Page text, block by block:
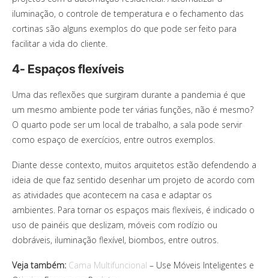
iluminação, o controle de temperatura e o fechamento das
cortinas são alguns exemplos do que pode ser feito para
facilitar a vida do cliente.
4- Espaços flexíveis
Uma das reflexões que surgiram durante a pandemia é que
um mesmo ambiente pode ter várias funções, não é mesmo?
O quarto pode ser um local de trabalho, a sala pode servir
como espaço de exercícios, entre outros exemplos.
Diante desse contexto, muitos arquitetos estão defendendo a
ideia de que faz sentido desenhar um projeto de acordo com
as atividades que acontecem na casa e adaptar os
ambientes. Para tornar os espaços mais flexíveis, é indicado o
uso de painéis que deslizam, móveis com rodízio ou
dobráveis, iluminação flexível, biombos, entre outros.
Veja também: Cama Multifuncional – Use Móveis Inteligentes e